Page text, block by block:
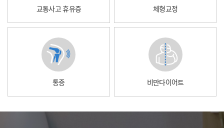
교통사고 휴유증 체형교정
통증 비만다이어트